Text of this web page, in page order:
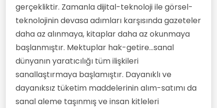
gerçekliktir. Zamanla dijital-teknoloji ile görsel-
teknolojinin devasa adımları karşısında gazeteler
daha az alınmaya, kitaplar daha az okunmaya
başlanmıştır. Mektuplar hak-getire...sanal
dünyanın yaratıcılığı tüm ilişkileri
sanallaştırmaya başlamıştır. Dayanıklı ve
dayanıksız tüketim maddelerinin alım-satımı da
sanal aleme taşınmış ve insan kitleleri